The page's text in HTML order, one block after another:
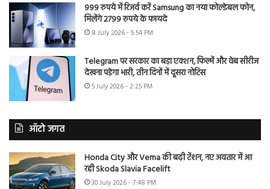
999 रुपये में रिजर्व करें Samsung का नया फोल्डेबल फोन,
मिलेंगे 2799 रुपये के फायदे
8 July 2026 - 5:54 PM
Telegram पर सरकार का बड़ा एक्शन, फिल्में और वेब सीरीज
देखना पड़ेगा भारी, तीन दिनों में दूसरा नोटिस
5 July 2026 - 2:25 PM
ऑटो जगत
Honda City और Verna की बढ़ी टेंशन, नए अवतार में आ
रही Skoda Slavia Facelift
30 July 2026 - 7:48 PM